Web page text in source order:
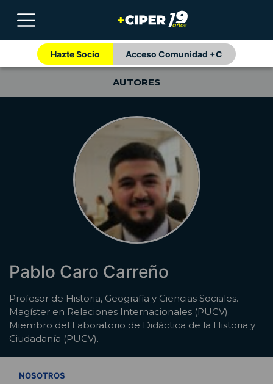
Hazte Socio Acceso Comunidad +C
AUTORES
Pablo Caro Carreño
Profesor de Historia, Geografía y Ciencias Sociales.
Magíster en Relaciones Internacionales (PUCV).
Miembro del Laboratorio de Didáctica de la Historia y
Ciudadanía (PUCV).
NOSOTROS